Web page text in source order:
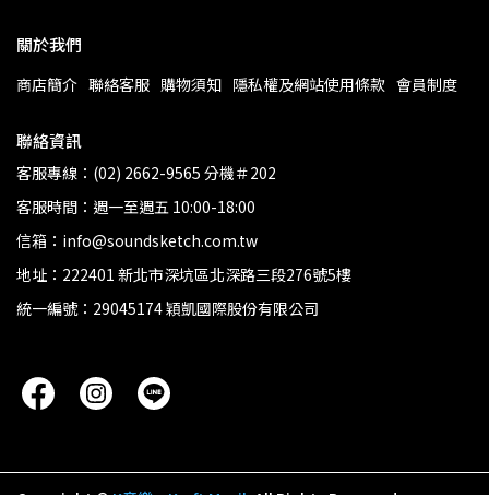
關於我們
商店簡介 聯絡客服 購物須知 隱私權及網站使用條款 會員制度
聯絡資訊
客服專線：(02) 2662-9565 分機＃202
客服時間：週一至週五 10:00-18:00
信箱：info@soundsketch.com.tw
地址：222401 新北市深坑區北深路三段276號5樓
統一編號：29045174 穎凱國際股份有限公司